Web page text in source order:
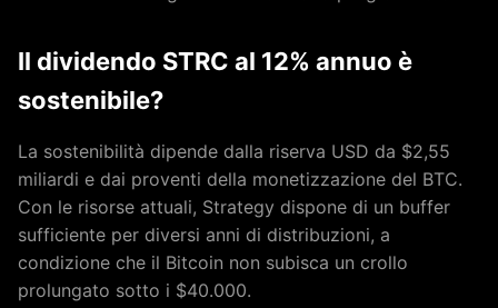
Il dividendo STRC al 12% annuo è
sostenibile?
La sostenibilità dipende dalla riserva USD da $2,55
miliardi e dai proventi della monetizzazione del BTC.
Con le risorse attuali, Strategy dispone di un buffer
sufficiente per diversi anni di distribuzioni, a
condizione che il Bitcoin non subisca un crollo
prolungato sotto i $40.000.